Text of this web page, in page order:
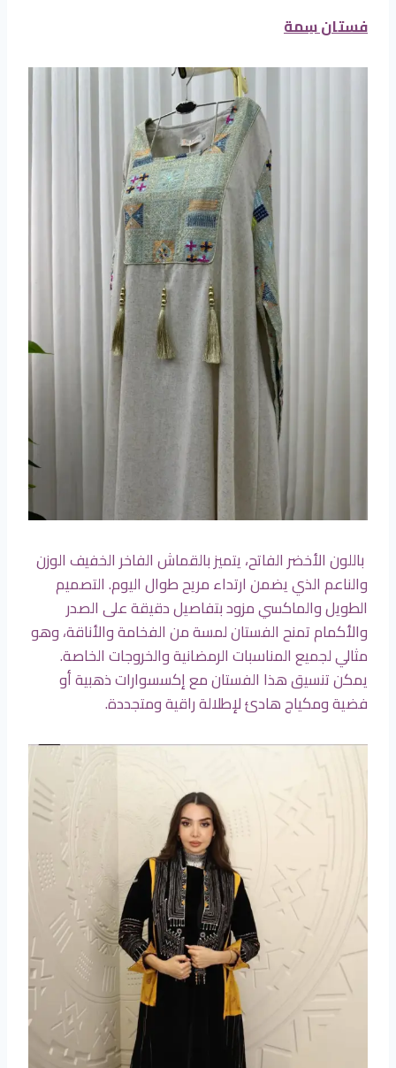
فستان سِمة
باللون الأخضر الفاتح، يتميز بالقماش الفاخر الخفيف الوزن
والناعم الذي يضمن ارتداء مريح طوال اليوم. التصميم
الطويل والماكسي مزود بتفاصيل دقيقة على الصدر
والأكمام تمنح الفستان لمسة من الفخامة والأناقة، وهو
مثالي لجميع المناسبات الرمضانية والخروجات الخاصة.
يمكن تنسيق هذا الفستان مع إكسسوارات ذهبية أو
فضية ومكياج هادئ لإطلالة راقية ومتجددة.